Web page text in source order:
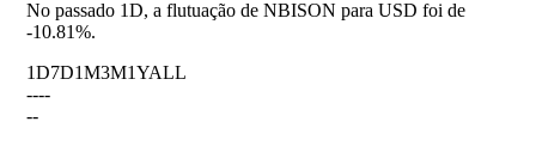
No passado 1D, a flutuação de NBISON para USD foi de
-10.81%.
1D7D1M3M1YALL
----
--